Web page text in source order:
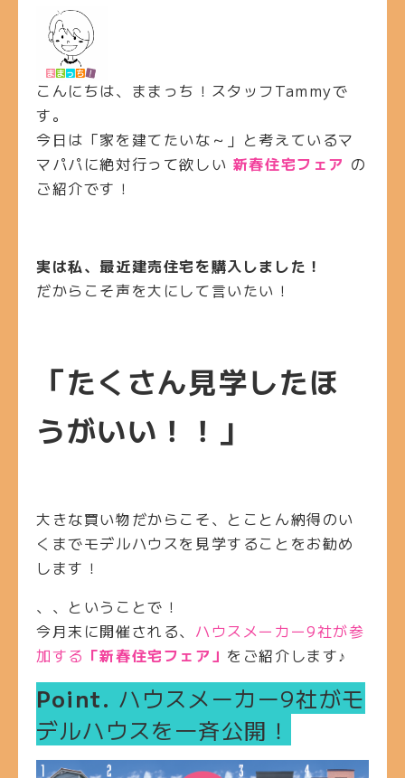
こんにちは、ままっち！スタッフTammyで
す。
今日は「家を建てたいな～」と考えているマ
マパパに絶対行って欲しい 新春住宅フェア の
ご紹介です！
実は私、最近建売住宅を購入しました！
だからこそ声を大にして言いたい！
「たくさん見学したほ
うがいい！！」
大きな買い物だからこそ、とことん納得のい
くまでモデルハウスを見学することをお勧め
します！
、、ということで！
今月末に開催される、 ハウスメーカー9社が参
加する 「新春住宅フェア」 をご紹介します♪
Point. ハウスメーカー9社がモ
デルハウスを一斉公開！